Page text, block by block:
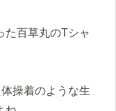
た百草丸のTシャ
操着のような生